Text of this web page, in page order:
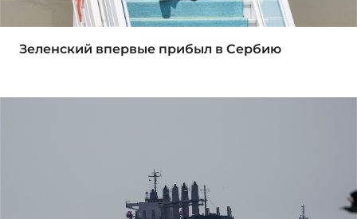
Зеленский впервые прибыл в Сербию